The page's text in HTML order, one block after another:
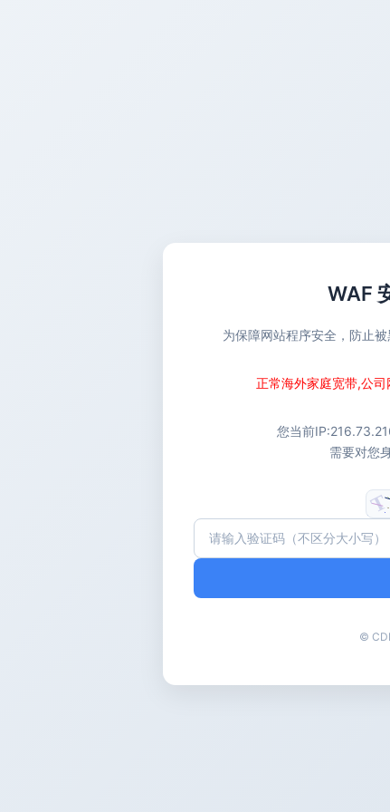
WAF
为保障网站程序安全，防止
正常海外家庭宽带,公
您当前IP:
需要对您
©